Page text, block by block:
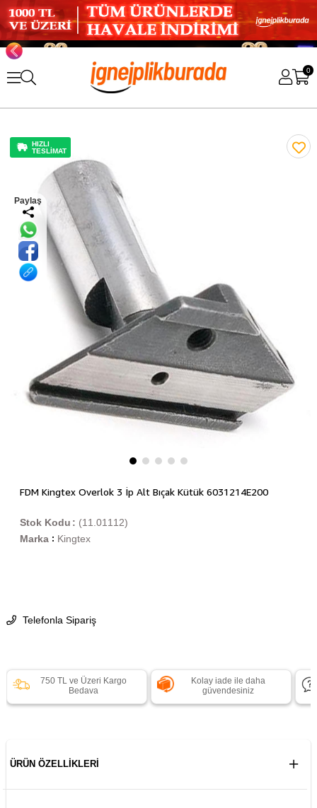
0
HIZLI
TESLİMAT
Paylaş
FDM Kingtex Overlok 3 İp Alt Bıçak Kütük 6031214E200
(11.01112)
Stok Kodu
Marka : Kingtex
Telefonla Sipariş
750 TL ve Üzeri Kargo
Bedava
Kolay iade ile daha
güvendesiniz
ÜRÜN ÖZELLIKLERI